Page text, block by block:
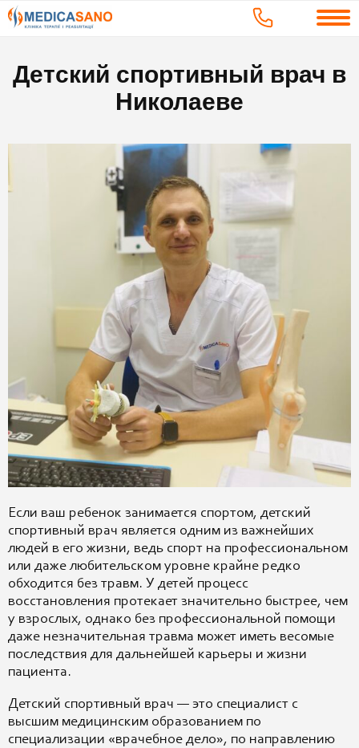
Детский спортивный врач в
Николаеве
Если ваш ребенок занимается спортом, детский
спортивный врач является одним из важнейших
людей в его жизни, ведь спорт на профессиональном
или даже любительском уровне крайне редко
обходится без травм. У детей процесс
восстановления протекает значительно быстрее, чем
у взрослых, однако без профессиональной помощи
даже незначительная травма может иметь весомые
последствия для дальнейшей карьеры и жизни
пациента.
Детский спортивный врач — это специалист с
высшим медицинским образованием по
специализации «врачебное дело», по направлению